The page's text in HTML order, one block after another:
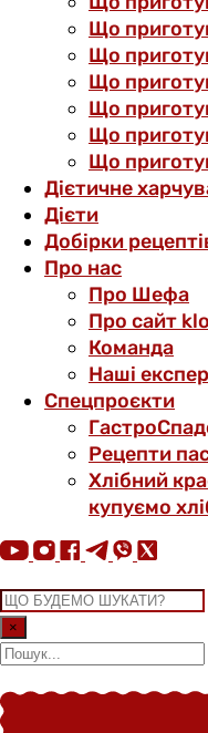
Що
Що
Що
Що
Що
Що
Дієтичне
Дієти
Добірки
Про нас
Про Шефа
Про сайт
Команда
Наші
Спецпроєкти
Рецепти
Хлібний
купуємо
×